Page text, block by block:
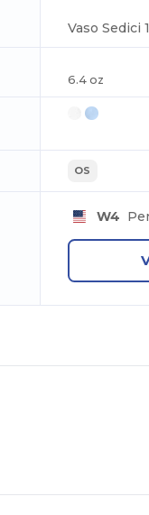
Vaso Sedici
6.4 oz
OS
W4